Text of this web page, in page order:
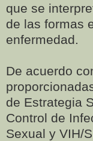
que se
de las formas
enfermedad.
De acuerdo
de Estrategia
Control de
Sexual y VIH/